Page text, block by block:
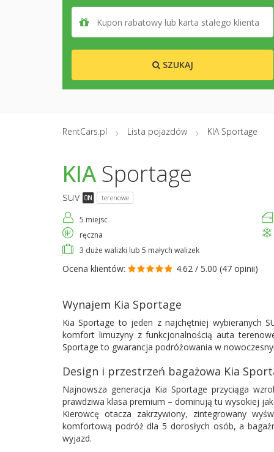
SZUKAJ
RentCars.pl Lista pojazdów KIA Sportage
KIA Sportage
suv terenowe
5 miejsc
ręczna
3 duże walizki lub 5 małych walizek
Ocena klientów: 4.62 / 5.00 (47 opinii)
Wynajem Kia Sportage
Kia Sportage to jeden z najchętniej wybieranych
komfort limuzyny z funkcjonalnością auta
Sportage to gwarancja podróżowania w
Design i przestrzeń bagażowa Kia
Najnowsza generacja Kia Sportage przyciąga
prawdziwa klasa premium – dominują tu wysokiej
Kierowcę otacza zakrzywiony, zintegrowany
komfortową podróż dla 5 dorosłych osób, a
wyjazd.